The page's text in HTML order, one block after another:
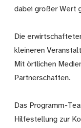
dabei großer Wert
Die
kleineren
Mit örtlichen
Partnerschaften.
Das Programm-
Hilfestellung zur